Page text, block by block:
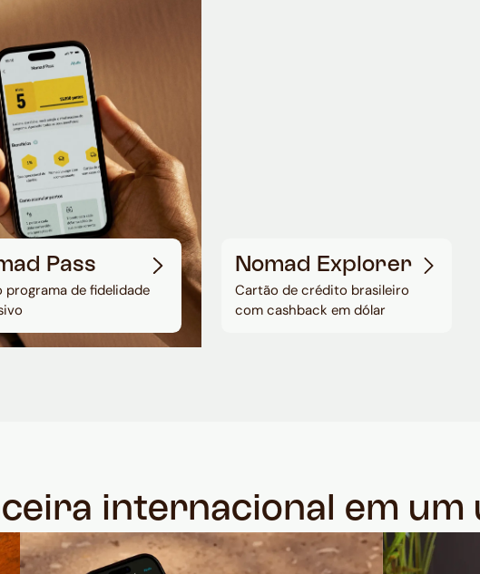
Pass
programa de fidelidade
Nomad Explorer
Cartão de crédito brasileiro
com cashback em dólar
internacional em um